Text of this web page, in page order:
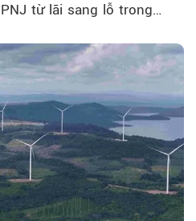
từ lãi sang lỗ trong